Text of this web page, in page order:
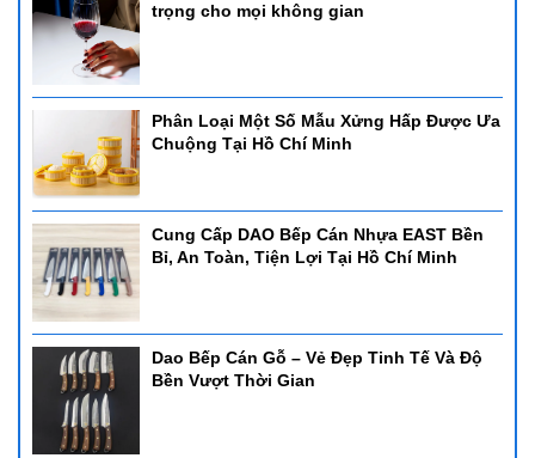
trọng cho mọi không gian
Phân Loại Một Số Mẫu Xửng Hấp Được Ưa
Chuộng Tại Hồ Chí Minh
Cung Cấp DAO Bếp Cán Nhựa EAST Bền
Bỉ, An Toàn, Tiện Lợi Tại Hồ Chí Minh
Dao Bếp Cán Gỗ – Vẻ Đẹp Tinh Tế Và Độ
Bền Vượt Thời Gian